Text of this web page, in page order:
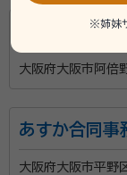
鶴丸洋司法
大阪府大阪市阿
あすか合同事
大阪府大阪市平
※姉妹